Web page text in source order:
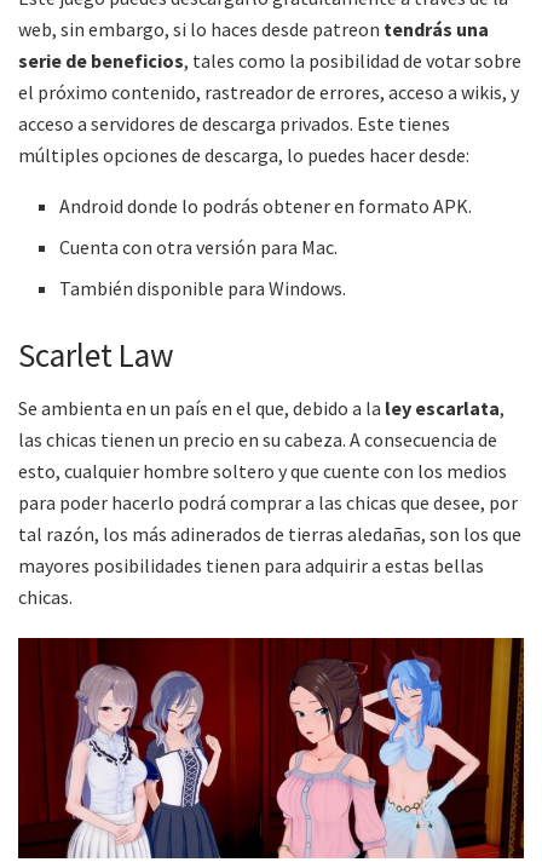
web, sin embargo, si lo haces desde patreon tendrás una
serie de beneficios, tales como la posibilidad de votar sobre
el próximo contenido, rastreador de errores, acceso a wikis, y
acceso a servidores de descarga privados. Este tienes
múltiples opciones de descarga, lo puedes hacer desde:
Android donde lo podrás obtener en formato APK.
Cuenta con otra versión para Mac.
También disponible para Windows.
Scarlet Law
Se ambienta en un país en el que, debido a la ley escarlata,
las chicas tienen un precio en su cabeza. A consecuencia de
esto, cualquier hombre soltero y que cuente con los medios
para poder hacerlo podrá comprar a las chicas que desee, por
tal razón, los más adinerados de tierras aledañas, son los que
mayores posibilidades tienen para adquirir a estas bellas
chicas.